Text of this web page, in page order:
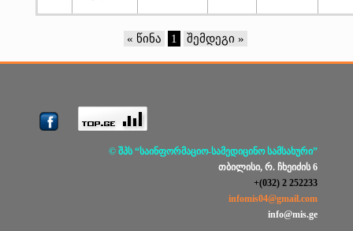
« წინა 1 შემდეგი »
© შპს “საინფორმაციო-სამედიცინო სამსახური”
თბილისი, რ. ჩხეიძის 6
+(032) 2 252233
infomis04@gmail.com
info@mis.ge